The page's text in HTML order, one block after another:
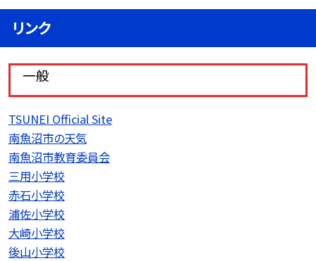
リンク
一般
TSUNEI Official Site
南魚沼市の天気
南魚沼市教育委員会
三用小学校
赤石小学校
浦佐小学校
大崎小学校
後山小学校